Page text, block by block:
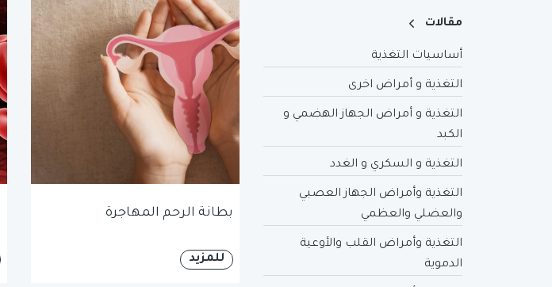
مقالات
أساسيات التغذية
التغذية و أمراض اخرى
التغذية و أمراض الجهاز الهضمي و
الكبد
التغذية و السكري و الغدد
التغذية وأمراض الجهاز العصبي
والعضلي والعظمي
التغذية وأمراض القلب والأوعية
الدموية
بطانة الرحم المهاجرة
للمزيد